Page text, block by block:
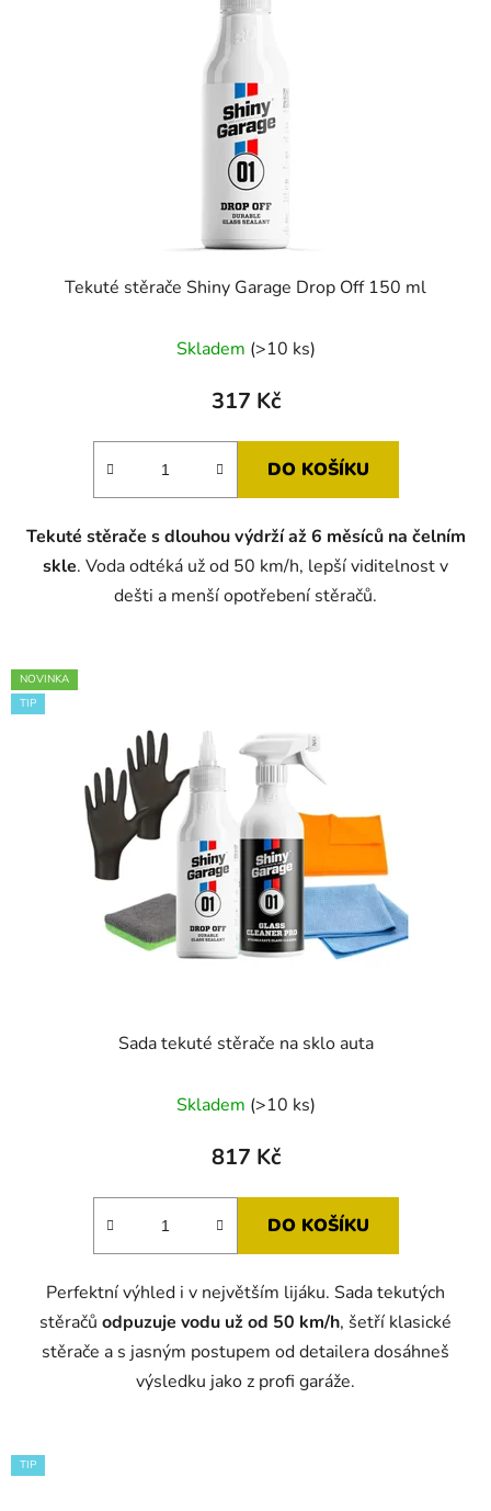
Tekuté stěrače Shiny Garage Drop Off 150 ml
Skladem (>10 ks)
317 Kč
DO KOŠÍKU
Tekuté stěrače s dlouhou výdrží až 6 měsíců na čelním
skle. Voda odtéká už od 50 km/h, lepší viditelnost v
dešti a menší opotřebení stěračů.
NOVINKA
TIP
Sada tekuté stěrače na sklo auta
Skladem (>10 ks)
817 Kč
DO KOŠÍKU
Perfektní výhled i v největším lijáku. Sada tekutých
stěračů odpuzuje vodu už od 50 km/h, šetří klasické
stěrače a s jasným postupem od detailera dosáhneš
výsledku jako z profi garáže.
TIP